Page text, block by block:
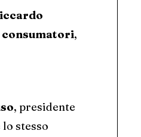
,
, presidente
stesso